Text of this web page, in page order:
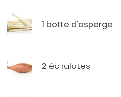
1 botte d'asperge
2 échalotes